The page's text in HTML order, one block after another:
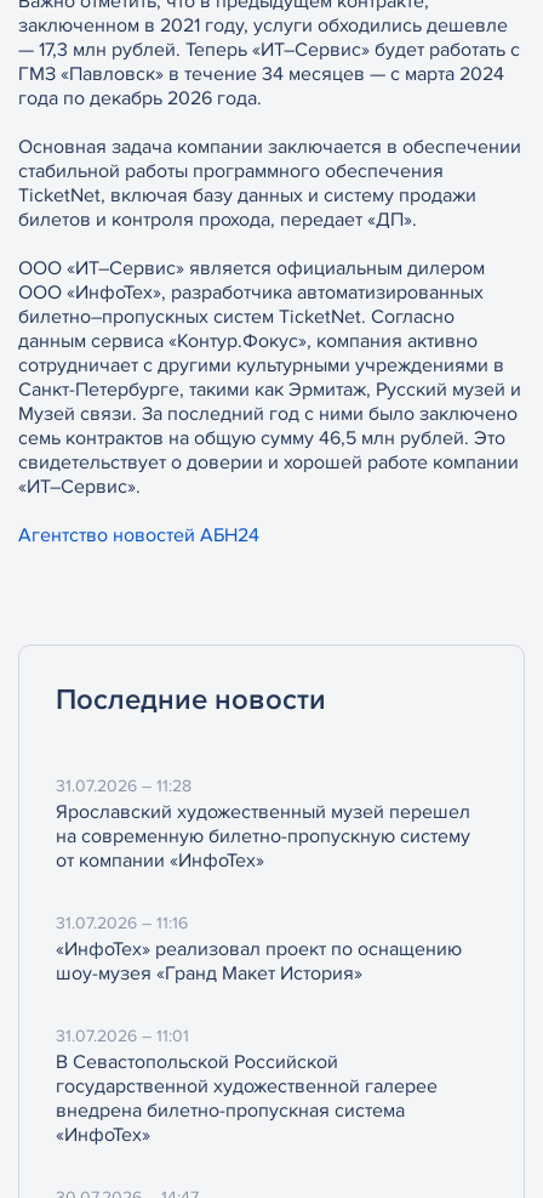
заключенном в 2021 году, услуги обходились дешевле
— 17,3 млн рублей. Теперь «ИТ–Сервис» будет работать с
ГМЗ «Павловск» в течение 34 месяцев — с марта 2024
года по декабрь 2026 года.
Основная задача компании заключается в обеспечении
стабильной работы программного обеспечения
TicketNet, включая базу данных и систему продажи
билетов и контроля прохода, передает «ДП».
ООО «ИТ–Сервис» является официальным дилером
ООО «ИнфоТех», разработчика автоматизированных
билетно–пропускных систем TicketNet. Согласно
данным сервиса «Контур.Фокус», компания активно
сотрудничает с другими культурными учреждениями в
Санкт-Петербурге, такими как Эрмитаж, Русский музей и
Музей связи. За последний год с ними было заключено
семь контрактов на общую сумму 46,5 млн рублей. Это
свидетельствует о доверии и хорошей работе компании
«ИТ–Сервис».
Агентство новостей АБН24
Последние новости
31.07.2026 – 11:28
Ярославский художественный музей перешел
на современную билетно-пропускную систему
от компании «ИнфоТех»
31.07.2026 – 11:16
«ИнфоТех» реализовал проект по оснащению
шоу-музея «Гранд Макет История»
31.07.2026 – 11:01
В Севастопольской Российской
государственной художественной галерее
внедрена билетно-пропускная система
«ИнфоТех»